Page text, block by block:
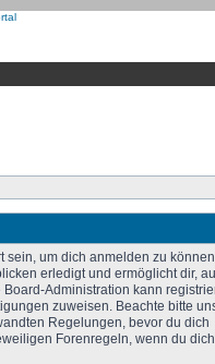
sein, um dich anmelden zu
erledigt und ermöglicht dir,
Administration kann
zuweisen. Beachte bitte
Regelungen, bevor du dich
Forenregeln, wenn du